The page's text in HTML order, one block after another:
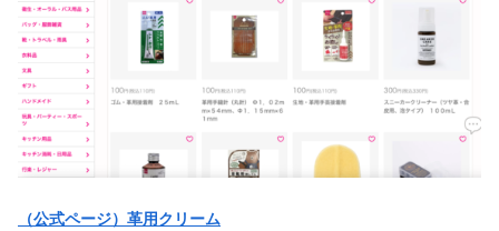
（公式ページ）革用クリーム